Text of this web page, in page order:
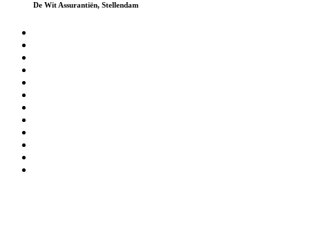
De Wit Assurantiën, Stellendam